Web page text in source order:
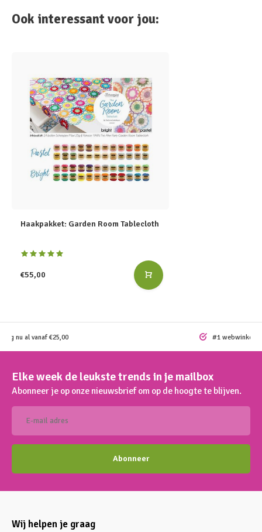
Ook interessant voor jou:
Haakpakket: Garden Room Tablecloth
€55,00
nu al vanaf €25,00 #1 webwinkel
Elke week de leukste trends in je mailbox
Abonneer je op onze nieuwsbrief om op de hoogte te blijven.
Abonneer
Wij helpen je graag